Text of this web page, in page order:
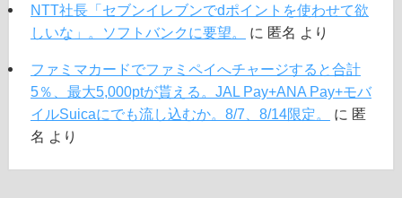
NTT社長「セブンイレブンでdポイントを使わせて欲
しいな」。ソフトバンクに要望。
に 匿名 より
ファミマカードでファミペイへチャージすると合計
5％、最大5,000ptが貰える。JAL Pay+ANA Pay+モバ
イルSuicaにでも流し込むか。8/7、8/14限定。
に 匿
名 より